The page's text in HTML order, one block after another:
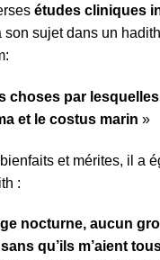
études cliniques
son sujet dans un
choses par
et le costus marin »
et mérites, il a
:
nocturne, aucun
qu’ils m’aient